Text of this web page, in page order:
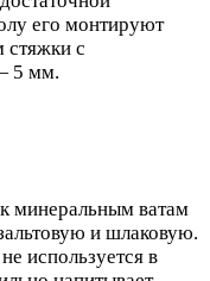
его монтируют
стяжки с
5 мм.
минеральным ватам
и шлаковую.
используется в